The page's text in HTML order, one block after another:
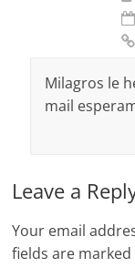
Milagros le
mail
Leave a
Your email
fields are marked